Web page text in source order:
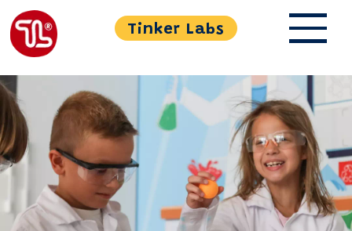
Tinker Labs